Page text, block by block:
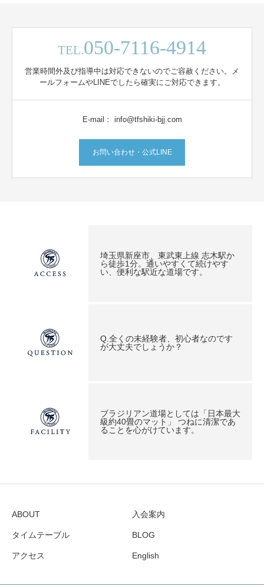
TEL.050-7116-4914
営業時間外及び指導中は対応できないのでご容赦ください。メ
ールフォームやLINEでしたら確実にご対応できます。
E-mail： info@tfshiki-bjj.com
お問い合わせ・公式LINE
埼玉県新座市、東武東上線 志木駅か
ら徒歩1分。通いやすくて続けやす
い、便利な駅近な道場です。
Q.全くの未経験者、初心者なのです
が大丈夫でしょうか？
ブラジリアン道場としては「日本最大
級約40畳のマット」 つねに清潔であ
ることを心がけています。
ABOUT 入会案内
タイムテーブル BLOG
アクセス English